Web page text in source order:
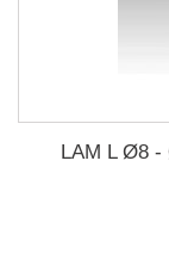
LAM L Ø8 -